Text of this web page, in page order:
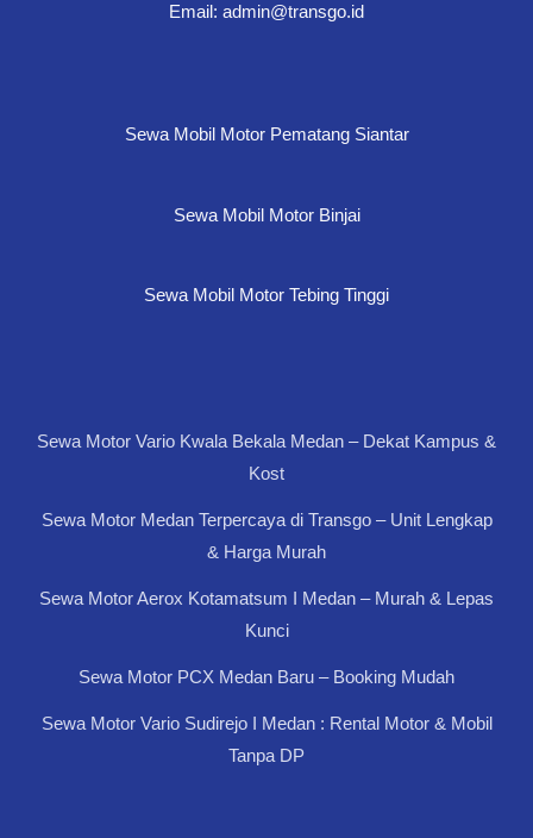
Email: admin@transgo.id
Sewa Mobil Motor Pematang Siantar
Sewa Mobil Motor Binjai
Sewa Mobil Motor Tebing Tinggi
Sewa Motor Vario Kwala Bekala Medan – Dekat Kampus &
Kost
Sewa Motor Medan Terpercaya di Transgo – Unit Lengkap
& Harga Murah
Sewa Motor Aerox Kotamatsum I Medan – Murah & Lepas
Kunci
Sewa Motor PCX Medan Baru – Booking Mudah
Sewa Motor Vario Sudirejo I Medan : Rental Motor & Mobil
Tanpa DP